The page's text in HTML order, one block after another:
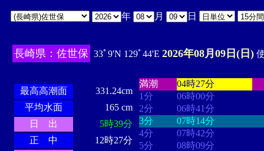
年 月 日
長崎県：佐世保 33ﾟ9'N 129ﾟ44'E 2026年08月09日(日)
最高高潮面
331.24cm
平均水面
165 cm
日 出
5時39分
正 中
12時27分
満潮
04時27分
1分
06時00分
2分
06時41分
3分
07時14分
4分
07時42分
5分
08時09分